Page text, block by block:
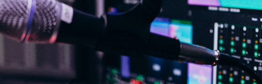
VIJESTI PROGRAM